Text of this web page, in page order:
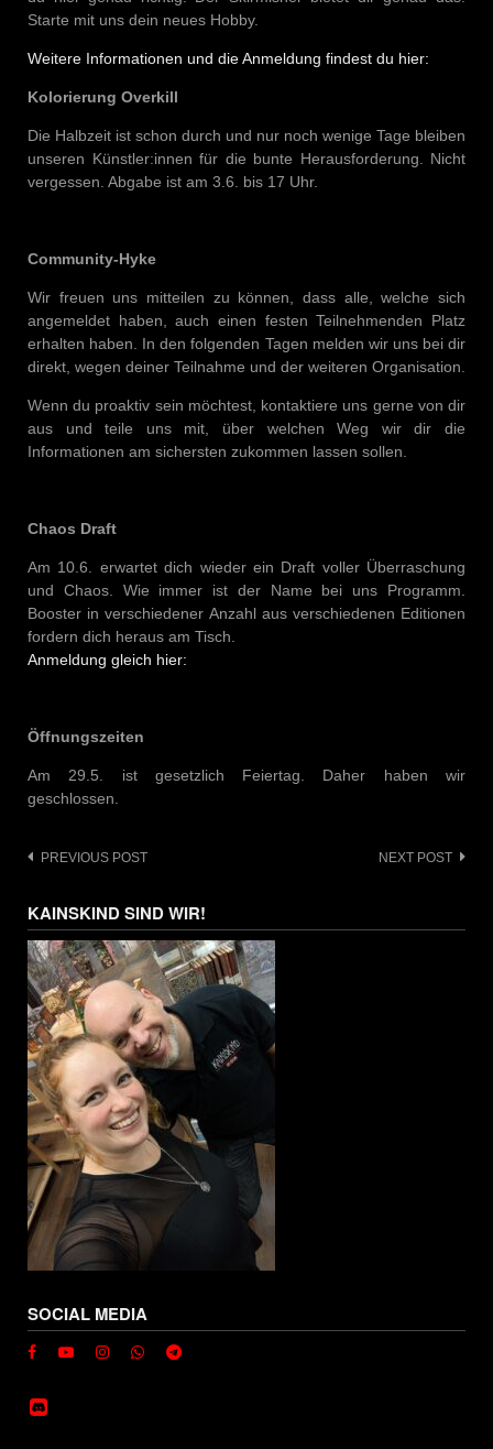
Starte mit uns dein neues Hobby.
Weitere Informationen und die Anmeldung findest du hier:
Kolorierung Overkill
Die Halbzeit ist schon durch und nur noch wenige Tage bleiben
unseren Künstler:innen für die bunte Herausforderung. Nicht
vergessen. Abgabe ist am 3.6. bis 17 Uhr.
Community-Hyke
Wir freuen uns mitteilen zu können, dass alle, welche sich
angemeldet haben, auch einen festen Teilnehmenden Platz
erhalten haben. In den folgenden Tagen melden wir uns bei dir
direkt, wegen deiner Teilnahme und der weiteren Organisation.
Wenn du proaktiv sein möchtest, kontaktiere uns gerne von dir
aus und teile uns mit, über welchen Weg wir dir die
Informationen am sichersten zukommen lassen sollen.
Chaos Draft
Am 10.6. erwartet dich wieder ein Draft voller Überraschung
und Chaos. Wie immer ist der Name bei uns Programm.
Booster in verschiedener Anzahl aus verschiedenen Editionen
fordern dich heraus am Tisch.
Anmeldung gleich hier:
Öffnungszeiten
Am 29.5. ist gesetzlich Feiertag. Daher haben wir
geschlossen.
Post
PREVIOUS POST NEXT POST
KAINSKIND SIND WIR!
SOCIAL MEDIA